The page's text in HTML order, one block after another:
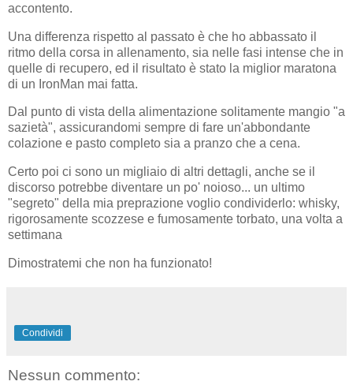
accontento.
Una differenza rispetto al passato è che ho abbassato il
ritmo della corsa in allenamento, sia nelle fasi intense che in
quelle di recupero, ed il risultato è stato la miglior maratona
di un IronMan mai fatta.
Dal punto di vista della alimentazione solitamente mangio "a
sazietà", assicurandomi sempre di fare un'abbondante
colazione e pasto completo sia a pranzo che a cena.
Certo poi ci sono un migliaio di altri dettagli, anche se il
discorso potrebbe diventare un po' noioso... un ultimo
"segreto" della mia preprazione voglio condividerlo: whisky,
rigorosamente scozzese e fumosamente torbato, una volta a
settimana
Dimostratemi che non ha funzionato!
Condividi
Nessun commento: